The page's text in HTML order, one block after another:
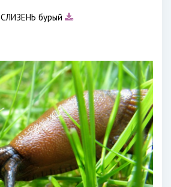
СЛИЗЕНЬ бурый